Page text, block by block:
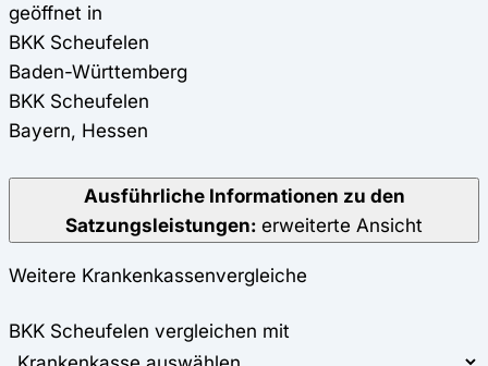
geöffnet in
BKK Scheufelen
Baden-Württemberg
BKK Scheufelen
Bayern, Hessen
Ausführliche Informationen zu den
Satzungsleistungen: erweiterte Ansicht
Weitere Krankenkassenvergleiche
BKK Scheufelen vergleichen mit